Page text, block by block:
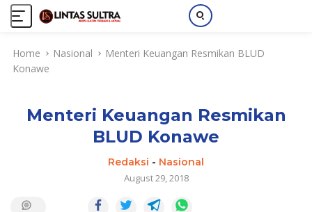
Home Nasional
Menteri Keuangan Resmikan BLUD
Konawe
Menteri Keuangan Resmikan
BLUD Konawe
Redaksi - Nasional
August 29, 2018